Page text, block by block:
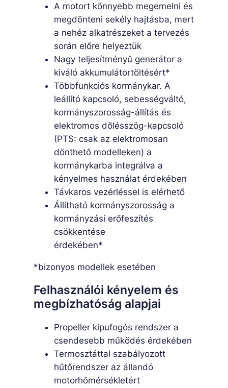
A motort könnyebb megemelni és
megdönteni sekély hajtásba, mert
a nehéz alkatrészeket a tervezés
során előre helyeztük
Nagy teljesítményű generátor a
kiváló akkumulátortöltésért*
Többfunkciós kormánykar. A
leállító kapcsoló, sebességváltó,
kormányszorosság-állítás és
elektromos dőlésszög-kapcsoló
(PTS: csak az elektromosan
dönthető modelleken) a
kormánykarba integrálva a
kényelmes használat érdekében
Távkaros vezérléssel is elérhető
Állítható kormányszorosság a
kormányzási erőfeszítés
csökkentése
érdekében*
*bizonyos modellek esetében
Felhasználói kényelem és
megbízhatóság alapjai
Propeller kipufogós rendszer a
csendesebb működés érdekében
Termosztáttal szabályozott
hűtőrendszer az állandó
motorhőmérsékletért